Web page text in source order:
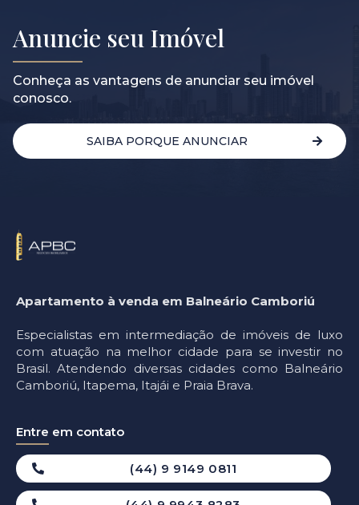
Anuncie seu Imóvel
Conheça as vantagens de anunciar seu imóvel
conosco.
SAIBA PORQUE ANUNCIAR
Apartamento à venda em Balneário Camboriú
Especialistas em intermediação de imóveis de luxo
com atuação na melhor cidade para se investir no
Brasil. Atendendo diversas cidades como Balneário
Camboriú, Itapema, Itajái e Praia Brava.
Entre em contato
(44) 9 9149 0811